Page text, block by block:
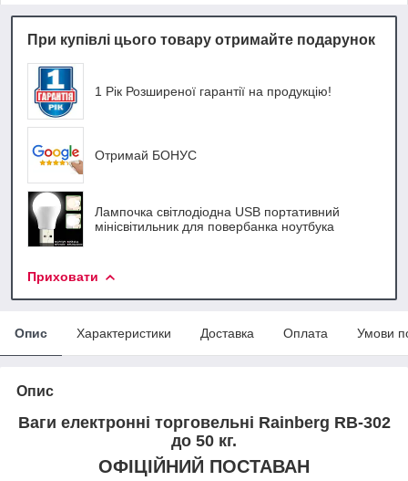
При купівлі цього товару отримайте подарунок
1 Рік Розширеної гарантії на продукцію!
Отримай БОНУС
Лампочка світлодіодна USB портативний
мінісвітильник для повербанка ноутбука
Приховати
Опис Характеристики Доставка Оплата Умови
Опис
Ваги електронні торговельні Rainberg RB-302
до 50 кг.
ОФІЦІЙНИЙ ПОСТАВАН